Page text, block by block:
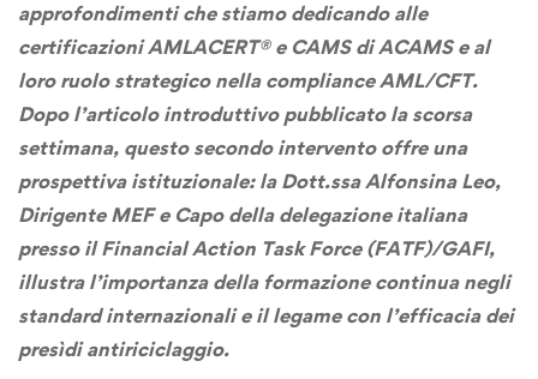
approfondimenti che stiamo dedicando alle
certificazioniAMLACERT®e CAMS diACAMSe al
loro ruolo strategico nella compliance AML/CFT.
Dopo l’articolo introduttivo pubblicato la scorsa
settimana, questo secondo intervento offre una
prospettiva istituzionale: la Dott.ssa Alfonsina Leo,
Dirigente MEF e Capo della delegazione italiana
presso ilFinancial Action Task Force (FATF)/GAFI,
illustra l’importanza della formazione continua negli
standard internazionali e il legame con l’efficacia dei
presìdi antiriciclaggio.